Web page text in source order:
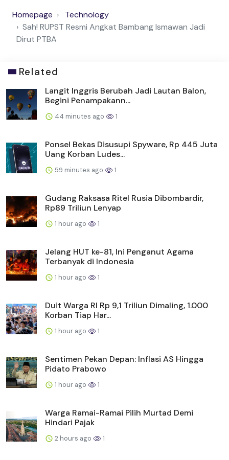
Homepage
Technology
Sah! RUPST Resmi Angkat Bambang Ismawan Jadi
Dirut PTBA
Related
Langit Inggris Berubah Jadi Lautan Balon,
Begini Penampakann...
44 minutes ago 1
Ponsel Bekas Disusupi Spyware, Rp 445 Juta
Uang Korban Ludes...
59 minutes ago 1
Gudang Raksasa Ritel Rusia Dibombardir,
Rp89 Triliun Lenyap
1 hour ago 1
Jelang HUT ke-81, Ini Penganut Agama
Terbanyak di Indonesia
1 hour ago 1
Duit Warga RI Rp 9,1 Triliun Dimaling, 1.000
Korban Tiap Har...
1 hour ago 1
Sentimen Pekan Depan: Inflasi AS Hingga
Pidato Prabowo
1 hour ago 1
Warga Ramai-Ramai Pilih Murtad Demi
Hindari Pajak
2 hours ago 1